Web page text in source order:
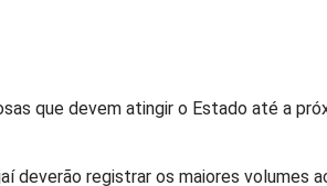
que devem atingir o Estado até a
registrar os maiores volumes